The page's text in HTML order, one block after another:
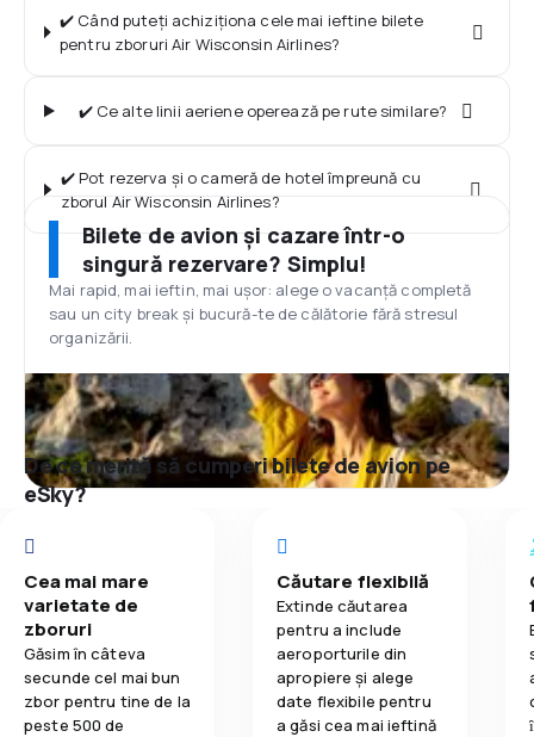
✔️ Când puteți achiziționa cele mai ieftine bilete
pentru zboruri Air Wisconsin Airlines?
✔️ Ce alte linii aeriene operează pe rute similare?
✔️ Pot rezerva și o cameră de hotel împreună cu
zborul Air Wisconsin Airlines?
Bilete de avion și cazare într-o
singură rezervare? Simplu!
Mai rapid, mai ieftin, mai ușor: alege o vacanță completă
sau un city break și bucură-te de călătorie fără stresul
organizării.
De ce merită să cumperi bilete de avion pe
eSky?
Cea mai mare
varietate de
zboruri
Găsim în câteva
secunde cel mai bun
zbor pentru tine de la
peste 500 de
Căutare flexibilă
Extinde căutarea
pentru a include
aeroporturile din
apropiere și alege
date flexibile pentru
a găsi cea mai ieftină